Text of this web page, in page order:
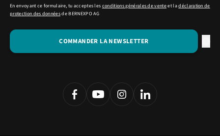
En envoyant ce formulaire, tu acceptes les conditions générales de venteet ladéclaration de
protection des donnéesde BERNEXPO AG